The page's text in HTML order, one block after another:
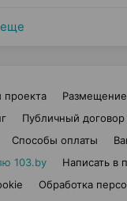
еще
проекта
Публичный договор
Способы оплаты
103.by
Написать в
Обработка